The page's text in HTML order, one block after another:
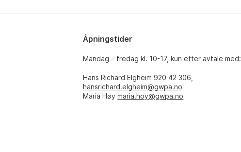
Åpningstider
Mandag – fredag kl. 10-17, kun etter avtale med:
Hans Richard Elgheim 920 42 306,
hansrichard.elgheim@gwpa.no
Maria Høymaria.hoy@gwpa.no